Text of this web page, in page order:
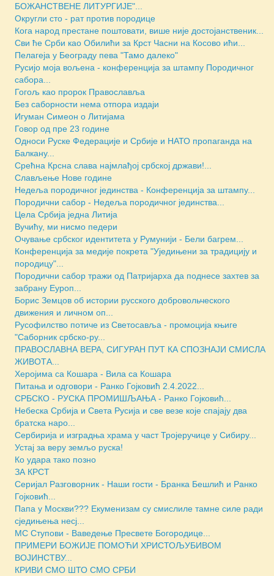
БОЖАНСТВЕНЕ ЛИТУРГИЈЕ"...
Округли сто - рат против породице
Кога народ престане поштовати, више није достојанственик...
Сви ће Срби као Обилићи за Крст Часни на Косово ићи...
Пелагеја у Београду пева "Тамо далеко"
Русијо моја вољена - конференција за штампу Породичног
сабора...
Гогољ као пророк Православља
Без саборности нема отпора издаји
Игуман Симеон о Литијама
Говор од пре 23 године
Односи Руске Федерације и Србије и НАТО пропаганда на
Балкану...
Срећна Крсна слава најмлађој србској држави!...
Слављење Нове године
Недеља породичног јединства - Конференција за штампу...
Породични сабор - Недеља породичног јединства...
Цела Србија једна Литија
Вучићу, ми нисмо педери
Очување србског идентитета у Румунији - Бели багрем...
Конференција за медије покрета "Уједињени за традицију и
породицу"...
Породични сабор тражи од Патријарха да поднесе захтев за
забрану Еуроп...
Борис Земцов об истории русского добровольческого
движения и личном оп...
Русофилство потиче из Светосавља - промоција књиге
"Саборник србско-ру...
ПРАВОСЛАВНА ВЕРА, СИГУРАН ПУТ КА СПОЗНАЈИ СМИСЛА
ЖИВОТА...
Херојима са Кошара - Вила са Кошара
Питања и одговори - Ранко Гојковић 2.4.2022...
СРБСКО - РУСКА ПРОМИШЉАЊА - Ранко Гојковић...
Небеска Србија и Света Русија и све везе које спајају два
братска наро...
Сербирија и изградња храма у част Тројеручице у Сибиру...
Устај за веру земљо руска!
Ко удара тако позно
ЗА КРСТ
Серијал Разговорник - Наши гости - Бранка Бешлић и Ранко
Гојковић...
Папа у Москви??? Екуменизам су смислиле тамне силе ради
сједињења несј...
МС Ступови - Ваведење Пресвете Богородице...
ПРИМЕРИ БОЖИЈЕ ПОМОЋИ ХРИСТОЉУБИВОМ
ВОЈИНСТВУ...
КРИВИ СМО ШТО СМО СРБИ